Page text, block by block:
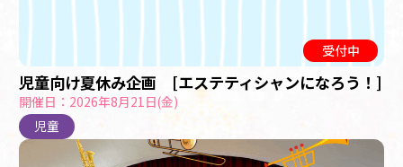
受付中
児童向け夏休み企画 [エステティシャンになろう！]
開催日：2026年8月21日(金)
児童